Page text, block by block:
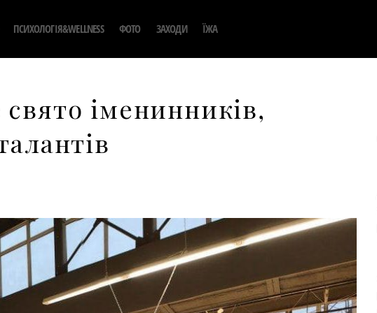
ПСИХОЛОГІЯ&WELLNESS ФОТО ЗАХОДИ ЇЖА
іменинників,